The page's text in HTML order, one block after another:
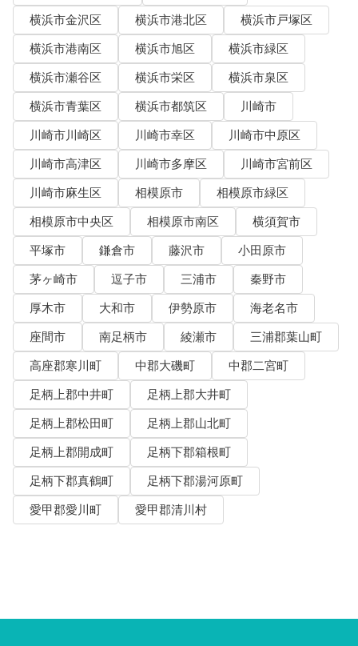
横浜市金沢区
横浜市港北区
横浜市戸塚区
横浜市港南区
横浜市旭区
横浜市緑区
横浜市瀬谷区
横浜市栄区
横浜市泉区
横浜市青葉区
横浜市都筑区
川崎市
川崎市川崎区
川崎市幸区
川崎市中原区
川崎市高津区
川崎市多摩区
川崎市宮前区
川崎市麻生区
相模原市
相模原市緑区
相模原市中央区
相模原市南区
横須賀市
平塚市
鎌倉市 藤沢市
小田原市
茅ヶ崎市
逗子市 三浦市
秦野市
厚木市
大和市 伊勢原市
海老名市
座間市
南足柄市 綾瀬市
三浦郡葉山町
高座郡寒川町
中郡大磯町
中郡二宮町
足柄上郡中井町
足柄上郡大井町
足柄上郡松田町
足柄上郡山北町
足柄上郡開成町
足柄下郡箱根町
足柄下郡真鶴町
足柄下郡湯河原町
愛甲郡愛川町
愛甲郡清川村